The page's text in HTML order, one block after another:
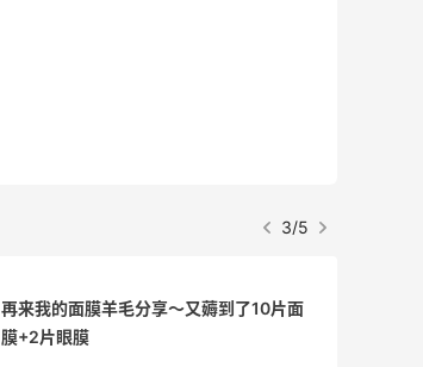
3/5
再来我的面膜羊毛分享～又薅到了10片面
膜+2片眼膜